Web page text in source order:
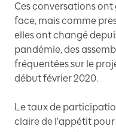
Ces conversations
face, mais comme
elles ont changé
pandémie, des
fréquentées sur le
début février 2020.
Le taux de
claire de l'appétit